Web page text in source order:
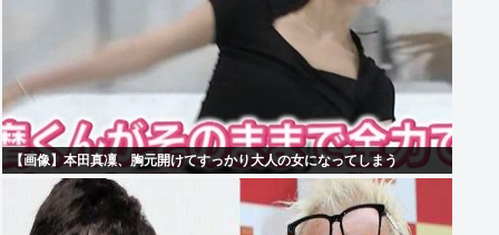
【画像】本田真凜、胸元開けてすっかり大人の女になってしまう